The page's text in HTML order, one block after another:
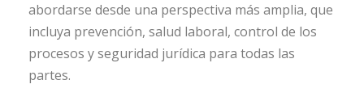
abordarse desde una perspectiva más amplia, que
incluya prevención, salud laboral, control de los
procesos y seguridad jurídica para todas las
partes.